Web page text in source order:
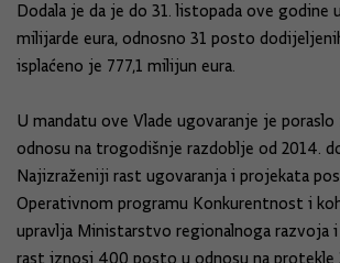
Dodala je da je do 31. listopada ove godine
milijarde eura, odnosno 31 posto
isplaćeno je 777,1 milijun eura.
U mandatu ove Vlade ugovaranje je poraslo
odnosu na trogodišnje razdoblje od 2014.
Najizraženiji rast ugovaranja i projekata
Operativnom programu Konkurentnost i
upravlja Ministarstvo regionalnoga razvoja
rast iznosi 400 posto u odnosu na protekle